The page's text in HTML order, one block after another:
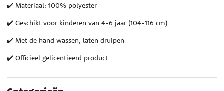
✔️ Materiaal: 100% polyester
✔️ Geschikt voor kinderen van 4-6 jaar (104-116 cm)
✔️ Met de hand wassen, laten druipen
✔️ Officieel gelicentieerd product